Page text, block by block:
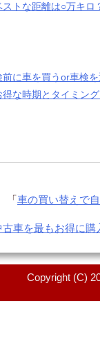
ストな距離は○万キロ
前に車を買うor車検を
得な時期とタイミング
「車の買い替えで
車を最もお得に購
Copyright (C)